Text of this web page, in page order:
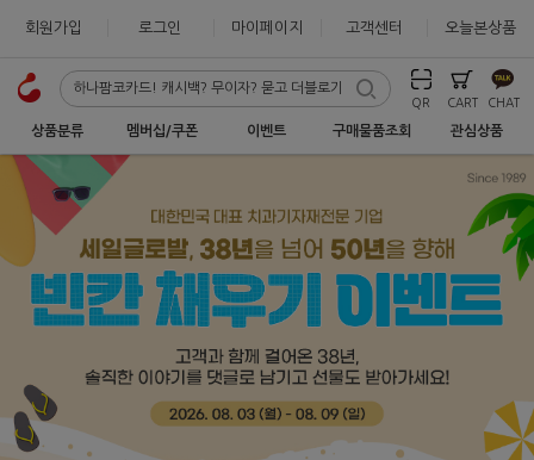
회원가입 로그인 마이페이지 고객센터 오늘본상품
QR CART CHAT
상품분류 멤버십/쿠폰 이벤트 구매물품조회 관심상품